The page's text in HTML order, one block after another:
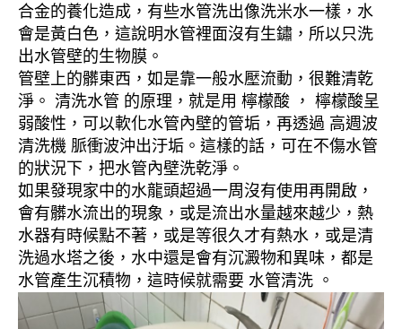
合金的養化造成，有些水管洗出像洗米水一樣，水
會是黃白色，這說明水管裡面沒有生鏽，所以只洗
出水管壁的生物膜。
管壁上的髒東西，如是靠一般水壓流動，很難清乾
淨。 清洗水管 的原理，就是用 檸檬酸 ， 檸檬酸呈
弱酸性，可以軟化水管內壁的管垢，再透過 高週波
清洗機 脈衝波沖出汙垢。這樣的話，可在不傷水管
的狀況下，把水管內壁洗乾淨。
如果發現家中的水龍頭超過一周沒有使用再開啟，
會有髒水流出的現象，或是流出水量越來越少，熱
水器有時候點不著，或是等很久才有熱水，或是清
洗過水塔之後，水中還是會有沉澱物和異味，都是
水管產生沉積物，這時候就需要 水管清洗 。